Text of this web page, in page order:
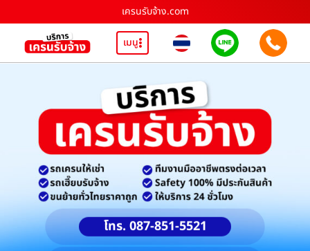
เครนรับจ้าง.com
เมนู
โทร. 087-851-5521